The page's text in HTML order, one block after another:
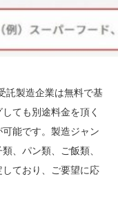
託製造企業は無料で基
ても別途料金を頂く
能です。製造ジャン
、パン類、ご飯類、
ており、ご要望に応